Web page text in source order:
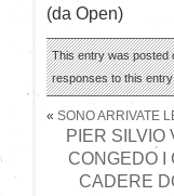
(da Open)
This entry was posted
responses to this
« SONO ARRIVATE
PIER SILVIO
CONGEDO I
CADERE